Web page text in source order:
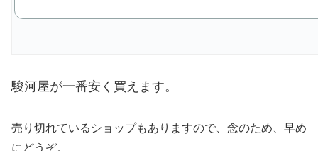
駿河屋が一番安く買えます。
売り切れているショップもありますので、念のため、早め
にどうぞ。